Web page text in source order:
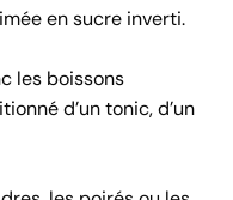
en sucre inverti.
les boissons
d’un tonic, d’un